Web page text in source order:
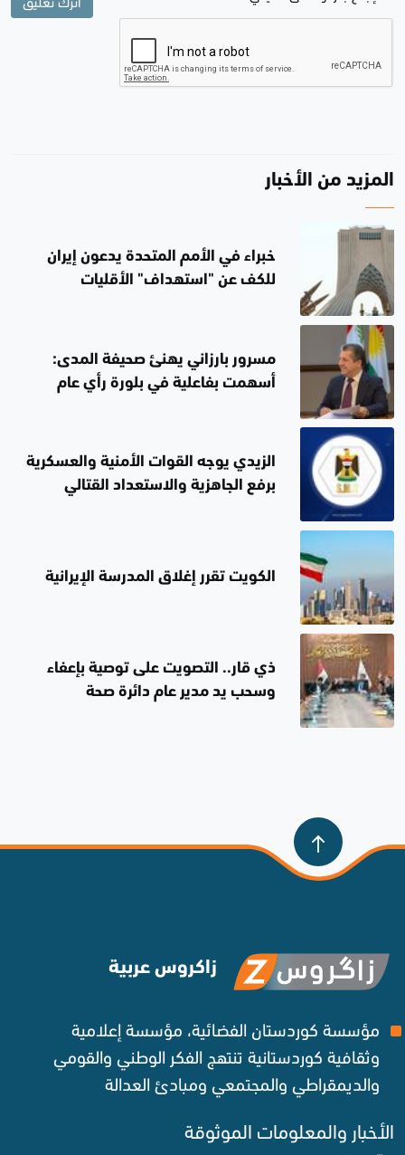
المزيد من الأخبار
خبراء في الأمم المتحدة يدعون إيران
للكف عن "استهداف" الأقليات
مسرور بارزاني يهنئ صحيفة المدى:
أسهمت بفاعلية في بلورة رأي عام
الزيدي يوجه القوات الأمنية والعسكرية
برفع الجاهزية والاستعداد القتالي
الكويت تقرر إغلاق المدرسة الإيرانية
ذي قار.. التصويت على توصية بإعفاء
وسحب يد مدير عام دائرة صحة
زاكروس عربية
مؤسسة كوردستان الفضائية، مؤسسة إعلامية
وثقافية كوردستانية تنتهج الفكر الوطني والقومي
والديمقراطي والمجتمعي ومبادئ العدالة ‌
الأخبار والمعلومات الموثوقة‌